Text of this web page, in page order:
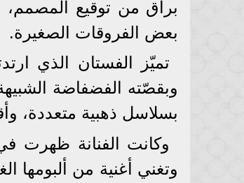
بعض الفروقات الصغيرة.
تميّز الفستان الذي
وبقصّته الفضفاضة
بسلاسل ذهبية متعددة،
وكانت الفنانة ظهرت في